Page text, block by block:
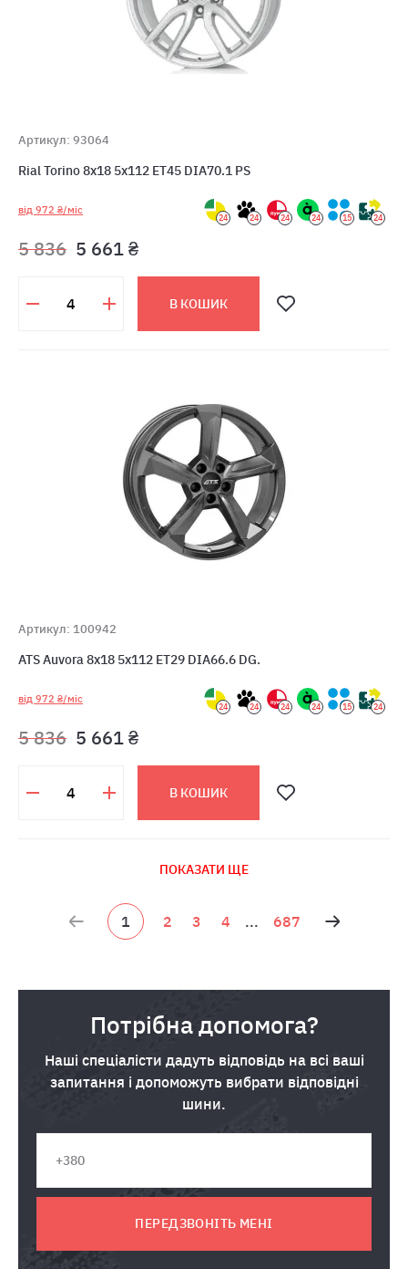
Артикул: 93064
Rial Torino 8x18 5x112 ET45 DIA70.1 PS
від 972 ₴/міс
24 24 24 24 15 24
5 836 5 661 ₴
В КОШИК
Артикул: 100942
ATS Auvora 8x18 5x112 ET29 DIA66.6 DG.
від 972 ₴/міс
24 24 24 24 15 24
5 836 5 661 ₴
В КОШИК
ПОКАЗАТИ ЩЕ
1 2 3 4 ... 687
Потрібна допомога?
Наші спеціалісти дадуть відповідь на всі ваші
запитання і допоможуть вибрати відповідні
шини.
ПЕРЕДЗВОНІТЬ МЕНІ